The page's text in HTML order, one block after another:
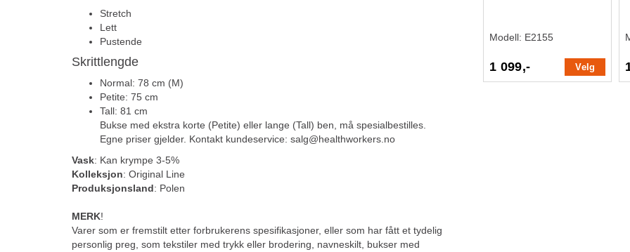
Stretch
Lett
Pustende
Skrittlengde
Normal: 78 cm (M)
Petite: 75 cm
Tall: 81 cm
Bukse med ekstra korte (Petite) eller lange (Tall) ben, må spesialbestilles.
Egne priser gjelder. Kontakt kundeservice: salg@healthworkers.no
Vask: Kan krympe 3-5%
Kolleksjon: Original Line
Produksjonsland: Polen
MERK!
Varer som er fremstilt etter forbrukerens spesifikasjoner, eller som har fått et tydelig
personlig preg, som tekstiler med trykk eller brodering, navneskilt, bukser med
Modell: E2155
1 099,- Velg